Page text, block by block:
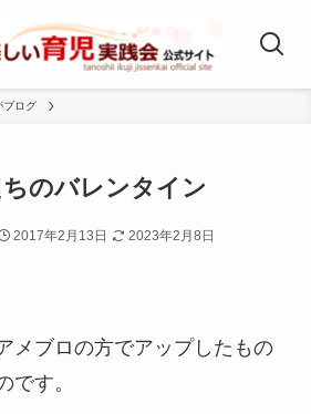
ブログ
のバレンタイン
2017年2月13日 2023年2月8日
メブロの方でアップしたもの
です。